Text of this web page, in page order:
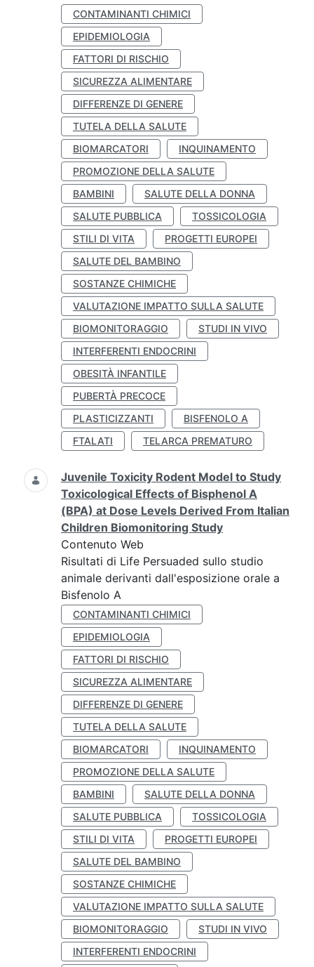
CONTAMINANTI CHIMICI
EPIDEMIOLOGIA
FATTORI DI RISCHIO
SICUREZZA ALIMENTARE
DIFFERENZE DI GENERE
TUTELA DELLA SALUTE
BIOMARCATORI
INQUINAMENTO
PROMOZIONE DELLA SALUTE
BAMBINI
SALUTE DELLA DONNA
SALUTE PUBBLICA
TOSSICOLOGIA
STILI DI VITA
PROGETTI EUROPEI
SALUTE DEL BAMBINO
SOSTANZE CHIMICHE
VALUTAZIONE IMPATTO SULLA SALUTE
BIOMONITORAGGIO
STUDI IN VIVO
INTERFERENTI ENDOCRINI
OBESITÀ INFANTILE
PUBERTÀ PRECOCE
PLASTICIZZANTI
BISFENOLO A
FTALATI
TELARCA PREMATURO
Juvenile Toxicity Rodent Model to Study
Toxicological Effects of Bisphenol A
(BPA) at Dose Levels Derived From Italian
Children Biomonitoring Study
Contenuto Web
Risultati di Life Persuaded sullo studio
animale derivanti dall'esposizione orale a
Bisfenolo A
CONTAMINANTI CHIMICI
EPIDEMIOLOGIA
FATTORI DI RISCHIO
SICUREZZA ALIMENTARE
DIFFERENZE DI GENERE
TUTELA DELLA SALUTE
BIOMARCATORI
INQUINAMENTO
PROMOZIONE DELLA SALUTE
BAMBINI
SALUTE DELLA DONNA
SALUTE PUBBLICA
TOSSICOLOGIA
STILI DI VITA
PROGETTI EUROPEI
SALUTE DEL BAMBINO
SOSTANZE CHIMICHE
VALUTAZIONE IMPATTO SULLA SALUTE
BIOMONITORAGGIO
STUDI IN VIVO
INTERFERENTI ENDOCRINI